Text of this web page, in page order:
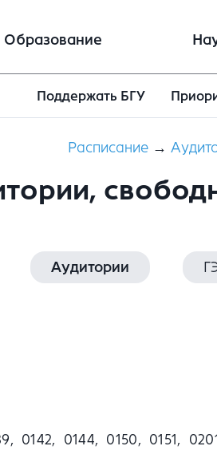
Образование
Поддержать БГУ
Расписание→
Аудитории
0142, 0144, 0150, 0151,